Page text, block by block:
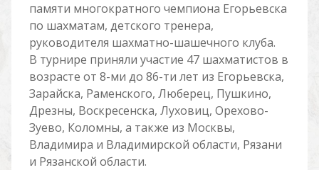
памяти многократного чемпиона Егорьевска
по шахматам, детского тренера,
руководителя шахматно-шашечного клуба.
В турнире приняли участие 47 шахматистов в
возрасте от 8-ми до 86-ти лет из Егорьевска,
Зарайска, Раменского, Люберец, Пушкино,
Дрезны, Воскресенска, Луховиц, Орехово-
Зуево, Коломны, а также из Москвы,
Владимира и Владимирской области, Рязани
и Рязанской области.